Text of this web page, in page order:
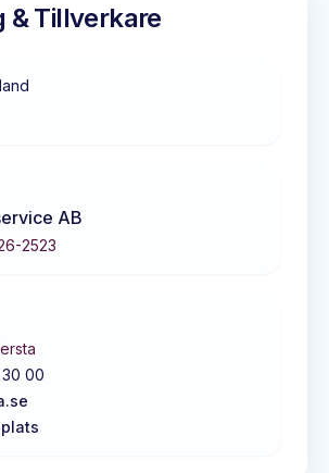
& Tillverkare
AB
2523
00